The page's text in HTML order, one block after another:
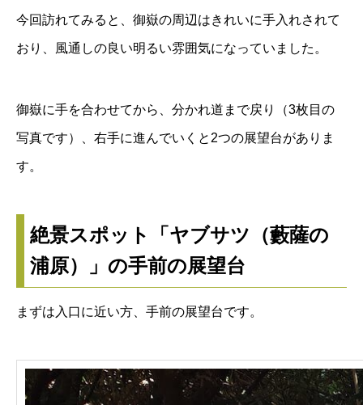
今回訪れてみると、御嶽の周辺はきれいに手入れされて
おり、風通しの良い明るい雰囲気になっていました。
御嶽に手を合わせてから、分かれ道まで戻り（3枚目の
写真です）、右手に進んでいくと2つの展望台がありま
す。
絶景スポット「ヤブサツ（藪薩の
浦原）」の手前の展望台
まずは入口に近い方、手前の展望台です。